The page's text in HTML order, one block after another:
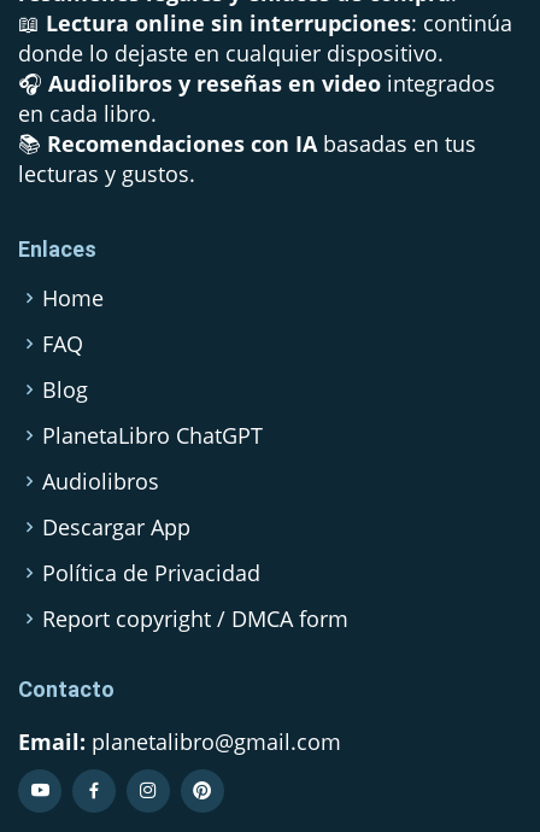
📖 Lectura online sin interrupciones: continúa
donde lo dejaste en cualquier dispositivo.
🎧 Audiolibros y reseñas en video integrados
en cada libro.
📚 Recomendaciones con IA basadas en tus
lecturas y gustos.
Enlaces
Home
FAQ
Blog
PlanetaLibro ChatGPT
Audiolibros
Descargar App
Política de Privacidad
Report copyright / DMCA form
Contacto
Email: planetalibro@gmail.com